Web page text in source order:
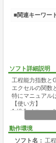
ソフト詳細説明
工程能力指数と
エクセルの関数
特にマニュアル
【使い方】
1.総合メニュー
2.総合メニュー
3.選択した手法
4.工程能力指数
動作環境
ソフト名： 工
■関連キーワー